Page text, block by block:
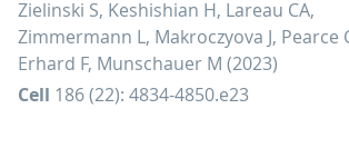
Zielinski S, Keshishian H, Lareau CA,
Zimmermann L, Makroczyova J, Pearce
Erhard F, Munschauer M (2023)
Cell 186 (22): 4834-4850.e23